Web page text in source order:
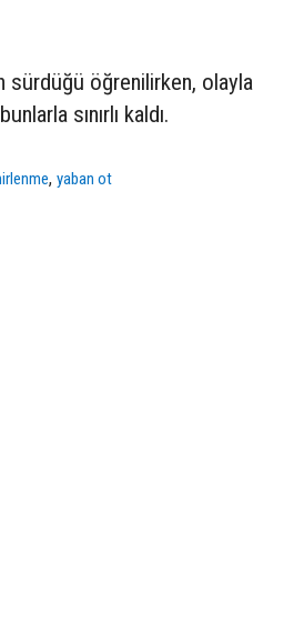
sürdüğü öğrenilirken, olayla
sınırlı kaldı.
,yaban ot